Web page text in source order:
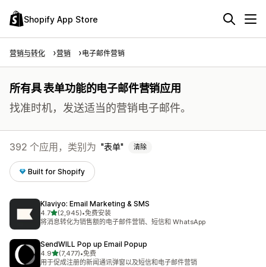
Shopify App Store
营销与转化 营销 电子邮件营销
所有具 表单功能的电子邮件营销应用
找准时机，发送适当的营销电子邮件。
392 个应用，类别为 表单 清除
Built for Shopify
Klaviyo: Email Marketing & SMS
4.7星（满分 5 星）
(2,945)
总共 2945 条评论
•免费安装
将消息转化为销售额的电子邮件营销、短信和 WhatsApp
SendWILL Pop up Email Popup
4.9星（满分 5 星）
(7,477)
总共 7477 条评论
•免费
用于促成注册的新闻通讯弹窗以及短信和电子邮件营销